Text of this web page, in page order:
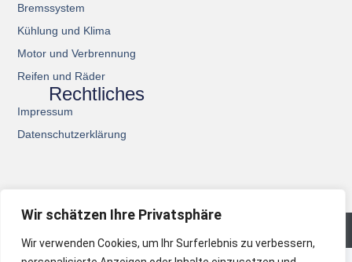
Wir schätzen Ihre Privatsphäre
Wir verwenden Cookies, um Ihr Surferlebnis zu verbessern,
Bremssystem
Kühlung und Klima
Motor und Verbrennung
Reifen und Räder
Rechtliches
Impressum
Datenschutzerklärung
© 2026 All Rights Reserved.